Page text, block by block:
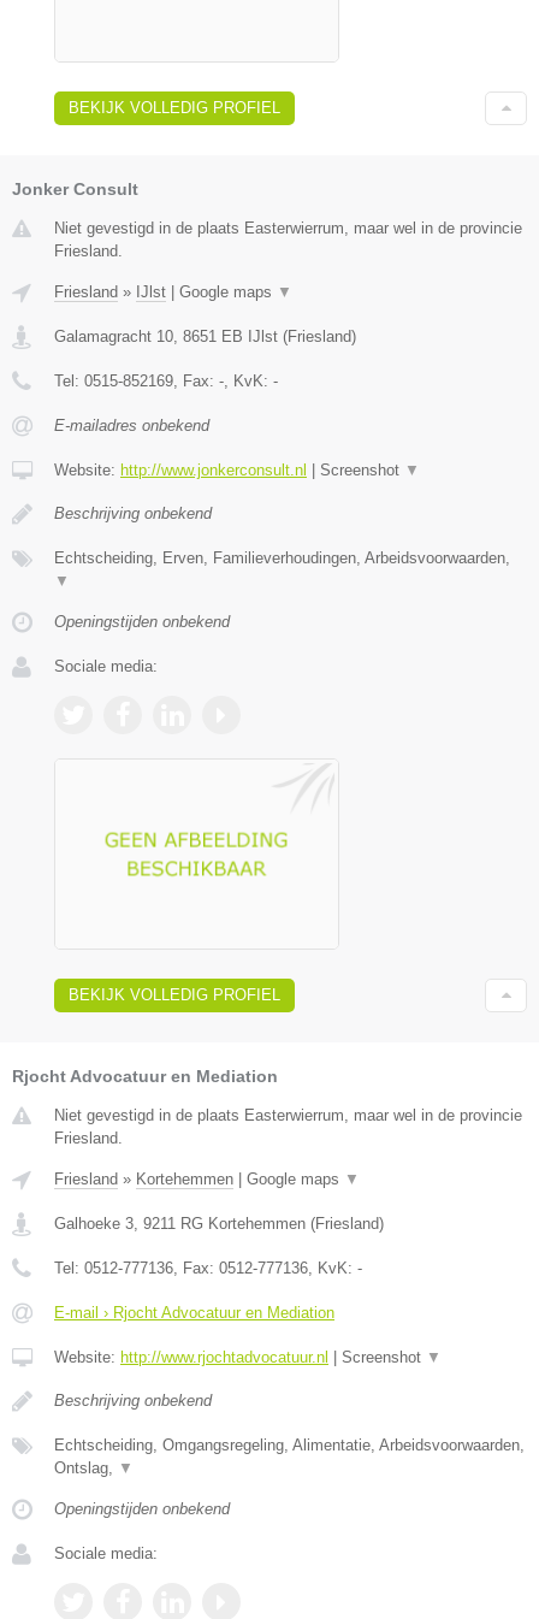
BEKIJK VOLLEDIG PROFIEL
Jonker Consult
Niet gevestigd in de plaats Easterwierrum, maar wel in de provincie
Friesland.
Friesland » IJlst Google maps ▼
Galamagracht 10, 8651 EB IJlst (Friesland)
Tel: 0515-852169, Fax: -, KvK: -
E-mailadres onbekend
Website: http://www.jonkerconsult.nl Screenshot ▼
Beschrijving onbekend
Echtscheiding, Erven, Familieverhoudingen, Arbeidsvoorwaarden,
▼
Openingstijden onbekend
Sociale media:
BEKIJK VOLLEDIG PROFIEL
Rjocht Advocatuur en Mediation
Niet gevestigd in de plaats Easterwierrum, maar wel in de provincie
Friesland.
Friesland » Kortehemmen Google maps ▼
Galhoeke 3 9211 RG Kortehemmen (Friesland)
Tel: 0512-777136 , Fax: 0512-777136 , KvK: -
E-mail › Rjocht Advocatuur en Mediation
Website: http://www.rjochtadvocatuur.nl Screenshot ▼
Beschrijving onbekend
Echtscheiding, Omgangsregeling, Alimentatie, Arbeidsvoorwaarden,
Ontslag,
▼
Openingstijden onbekend
Sociale media: